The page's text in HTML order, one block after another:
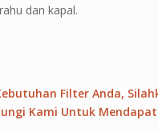
dan kapal.
Filter Anda,
Kami Untuk